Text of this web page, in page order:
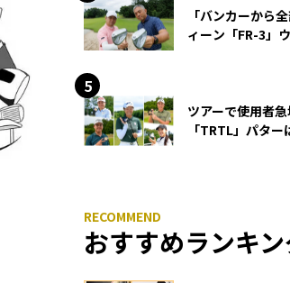
「バンカーから
ィーン「FR-3」
ツアーで使用者
「TRTL」パタ
おすすめランキ